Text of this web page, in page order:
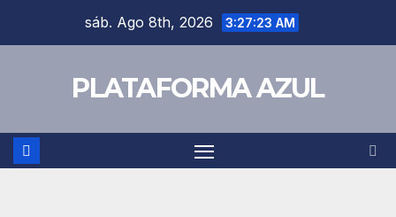
sáb. Ago 8th, 2026 3:27:23 AM
PLATAFORMA AZUL